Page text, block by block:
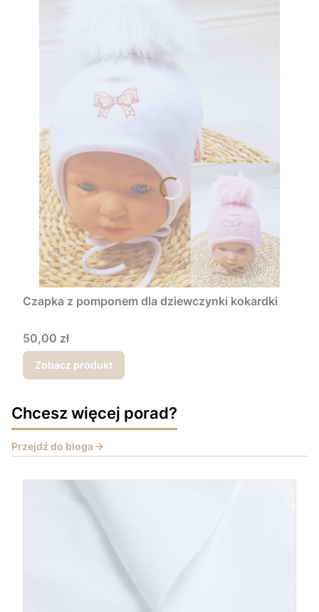
Czapka z pomponem dla dziewczynki kokardki
Cena
50,00 zł
Zobacz produkt
Chcesz więcej porad?
Przejdź do bloga